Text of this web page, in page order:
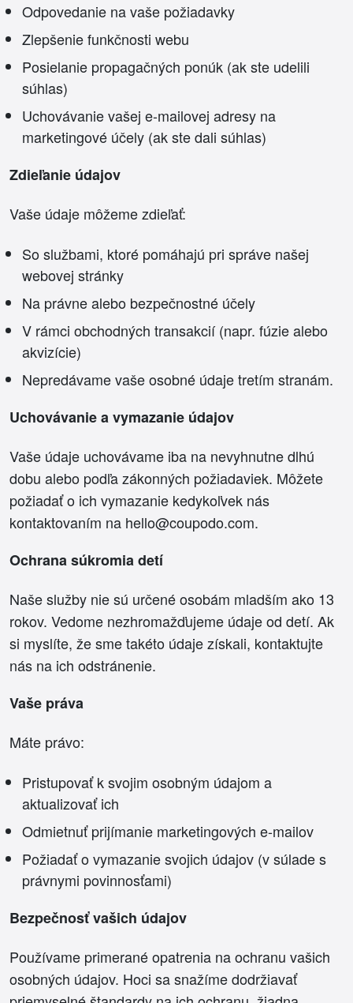
Odpovedanie na vaše požiadavky
Zlepšenie funkčnosti webu
Posielanie propagačných ponúk (ak ste udelili
súhlas)
Uchovávanie vašej e-mailovej adresy na
marketingové účely (ak ste dali súhlas)
Zdieľanie údajov
Vaše údaje môžeme zdieľať:
So službami, ktoré pomáhajú pri správe našej
webovej stránky
Na právne alebo bezpečnostné účely
V rámci obchodných transakcií (napr. fúzie alebo
akvizície)
Nepredávame vaše osobné údaje tretím stranám.
Uchovávanie a vymazanie údajov
Vaše údaje uchovávame iba na nevyhnutne dlhú
dobu alebo podľa zákonných požiadaviek. Môžete
požiadať o ich vymazanie kedykoľvek nás
kontaktovaním na hello@coupodo.com.
Ochrana súkromia detí
Naše služby nie sú určené osobám mladším ako 13
rokov. Vedome nezhromažďujeme údaje od detí. Ak
si myslíte, že sme takéto údaje získali, kontaktujte
nás na ich odstránenie.
Vaše práva
Máte právo:
Pristupovať k svojim osobným údajom a
aktualizovať ich
Odmietnuť prijímanie marketingových e-mailov
Požiadať o vymazanie svojich údajov (v súlade s
právnymi povinnosťami)
Bezpečnosť vašich údajov
Používame primerané opatrenia na ochranu vašich
osobných údajov. Hoci sa snažíme dodržiavať